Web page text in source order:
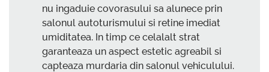
nu ingaduie covorasului sa alunece prin
salonul autoturismului si retine imediat
umiditatea. In timp ce celalalt strat
garanteaza un aspect estetic agreabil si
capteaza murdaria din salonul vehiculului.